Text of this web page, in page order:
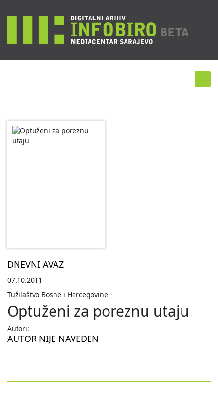
DNEVNI AVAZ
07.10.2011
Tužilaštvo Bosne i Hercegovine
Optuženi za poreznu utaju
Autori:
AUTOR NIJE NAVEDEN